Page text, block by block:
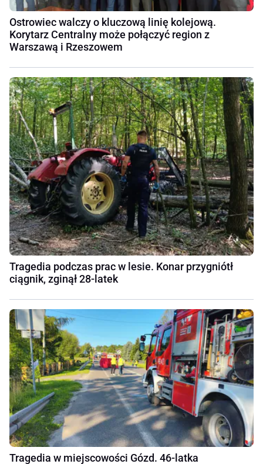
Ostrowiec walczy o kluczową linię kolejową.
Korytarz Centralny może połączyć region z
Warszawą i Rzeszowem
Tragedia podczas prac w lesie. Konar przygniótł
ciągnik, zginął 28-latek
Tragedia w miejscowości Gózd. 46-latka